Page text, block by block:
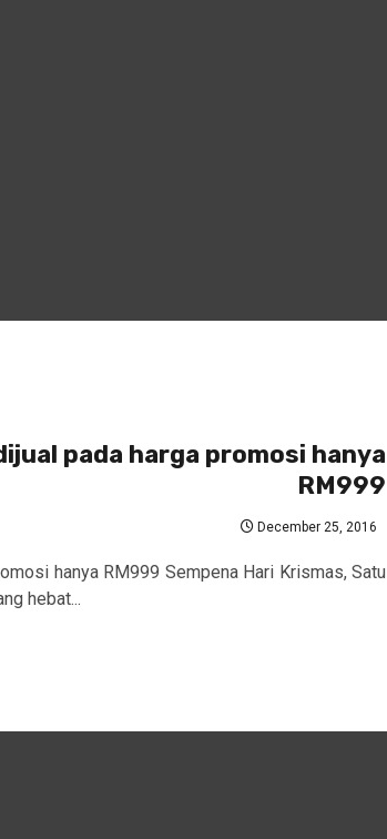
pada harga promosi hanya
RM999
December 25, 2016
hanya RM999 Sempena Hari Krismas, Satu
hebat...